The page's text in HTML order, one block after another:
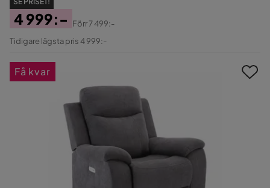
Pris
4 999:-
Original
Förr7 499:-
Tidigare lägsta pris 4 999:-
Få kvar